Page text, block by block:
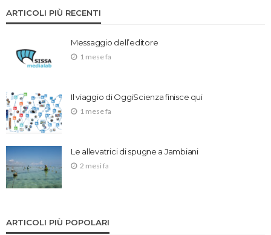
ARTICOLI PIÙ RECENTI
Messaggio dell’editore
1 mese fa
Il viaggio di OggiScienza finisce qui
1 mese fa
Le allevatrici di spugne a Jambiani
2 mesi fa
ARTICOLI PIÙ POPOLARI